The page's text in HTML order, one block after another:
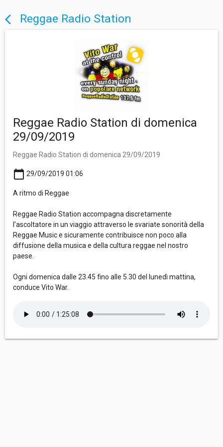
arrow_back_ios Reggae Radio Station
Reggae Radio Station di domenica
29/09/2019
Reggae Radio Station di domenica 29/09/2019
calendar_today 29/09/2019 01:06
A ritmo di Reggae
Reggae Radio Station accompagna discretamente
l’ascoltatore in un viaggio attraverso le svariate sonorità della
Reggae Music e sicuramente contribuisce non poco alla
diffusione della musica e della cultura reggae nel nostro
paese.
Ogni domenica dalle 23.45 fino alle 5.30 del lunedì mattina,
conduce Vito War.